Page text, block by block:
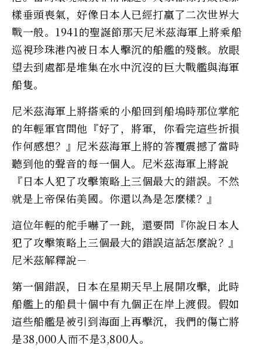
樣垂頭喪氣，好像日本人已經打贏了二次世界大
戰一般。1941的聖誕節那天尼米茲海軍上將乘船
巡視珍珠港內被日本人擊沉的船艦的殘骸。放眼
望去到處都是堆集在水中沉沒的巨大戰艦與海軍
船隻。
尼米茲海軍上將搭乘的小船回到船塢時那位掌舵
的年輕軍官問他『好了，將軍，你看完這些折損
作何感想？』尼米茲海軍上將的答覆震撼了當時
聽到他的聲音的每一個人。尼米茲海軍上將說
『日本人犯了攻擊策略上三個最大的錯誤。不然
就是上帝保佑美國。你還以為是怎麼樣？』
這位年輕的舵手嚇了一跳，還要問『你說日本人
犯了攻擊策略上三個最大的錯誤這話怎麼說？』
尼米茲解釋說－
第一個錯誤，日本在星期天早上展開攻擊，此時
船艦上的船員十個中有九個正在岸上渡假。假如
這些船艦是被引到海面上再擊沉，我們的傷亡將
是38,000人而不是3,800人。